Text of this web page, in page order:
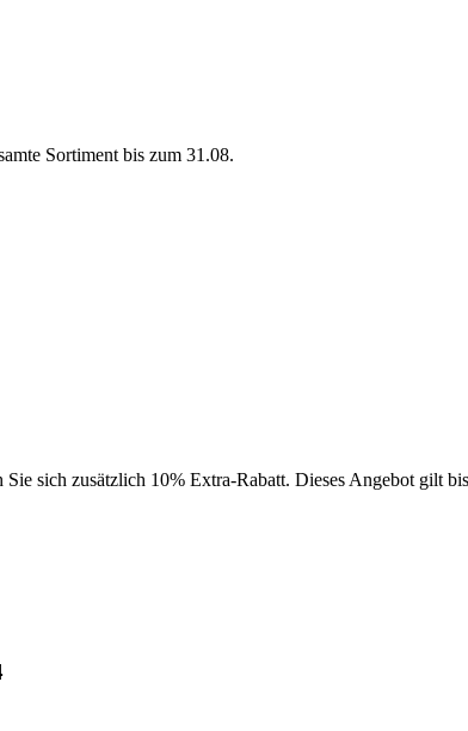
Sortiment bis zum 31.08.
sich zusätzlich 10% Extra-Rabatt. Dieses Angebot gilt